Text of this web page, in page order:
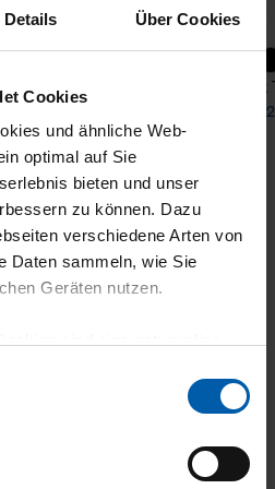
Details Über Cookies
Cookies
und ähnliche Web-
optimal auf Sie
bieten und unser
zu können. Dazu
verschiedene Arten von
Daten sammeln, wie Sie
Geräten nutzen.
etwa zur Auswahl und
from